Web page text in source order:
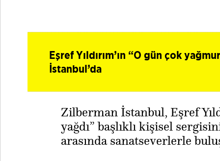
Eşref Yıldırım’ın “O gün çok
İstanbul’da
Zilberman İstanbul, Eşref
yağdı” başlıklı kişisel
arasında sanatseverlerle